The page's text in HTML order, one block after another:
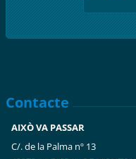
Contacte
AIXÒ VA PASSAR
C/. de la Palma nº 13